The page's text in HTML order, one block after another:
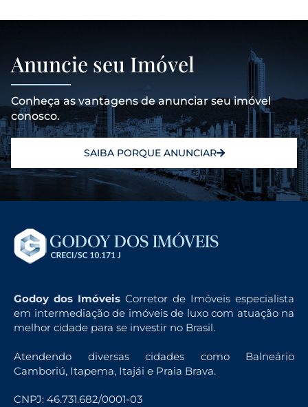
Anuncie seu Imóvel
Conheça as vantagens de anunciar seu imóvel
conosco.
SAIBA PORQUE ANUNCIAR
Godoy dos Imóveis Corretor de Imóveis especialista
em intermediação de imóveis de luxo com atuação na
melhor cidade para se investir no Brasil.
Atendendo diversas cidades como Balneário
Camboriú, Itapema, Itajái e Praia Brava.
CNPJ: 46.731.682/0001-03